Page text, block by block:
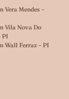
Vera Mendes –
Vila Nova Do
PI
Wall Ferraz – PI